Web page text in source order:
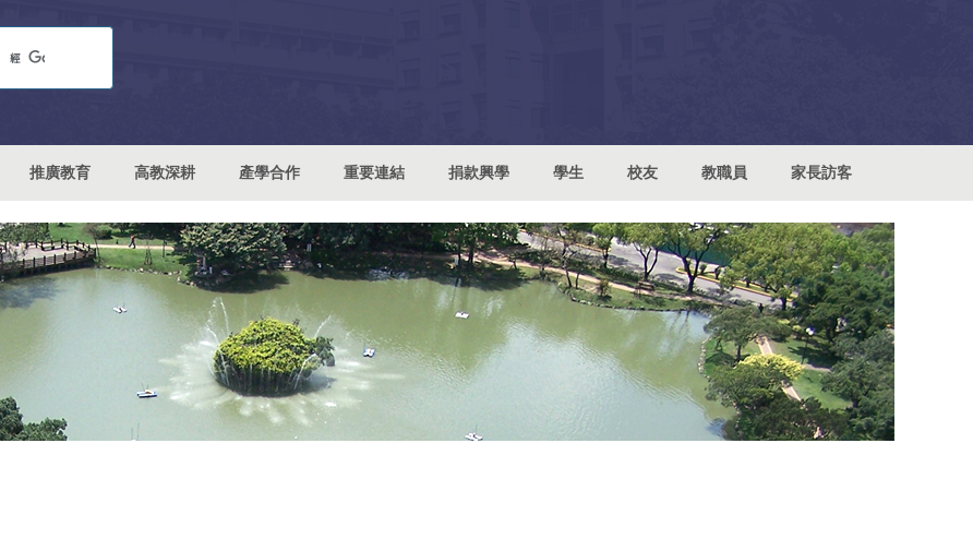
推廣教育 高教深耕 產學合作 重要連結 捐款興學 學生 校友 教職員 家長訪客